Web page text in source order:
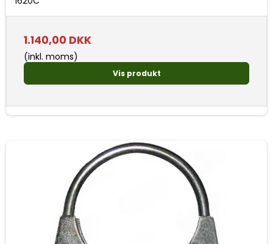
1.140,00 DKK
(inkl. moms)
Vis produkt